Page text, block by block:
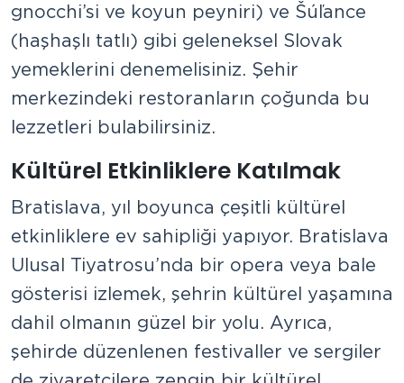
gnocchi’si ve koyun peyniri) ve Šúľance
(haşhaşlı tatlı) gibi geleneksel Slovak
yemeklerini denemelisiniz. Şehir
merkezindeki restoranların çoğunda bu
lezzetleri bulabilirsiniz.
Kültürel Etkinliklere Katılmak
Bratislava, yıl boyunca çeşitli kültürel
etkinliklere ev sahipliği yapıyor. Bratislava
Ulusal Tiyatrosu’nda bir opera veya bale
gösterisi izlemek, şehrin kültürel yaşamına
dahil olmanın güzel bir yolu. Ayrıca,
şehirde düzenlenen festivaller ve sergiler